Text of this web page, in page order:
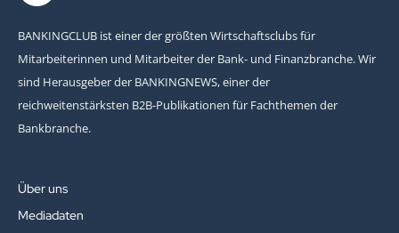
BANKINGCLUB ist einer der größten Wirtschaftsclubs für
Mitarbeiterinnen und Mitarbeiter der Bank- und Finanzbranche. Wir
sind Herausgeber der BANKINGNEWS, einer der
reichweitenstärksten B2B-Publikationen für Fachthemen der
Bankbranche.
Über uns
Mediadaten